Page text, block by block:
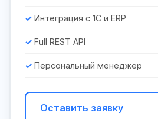
Интеграция с 1С и ERP
Full REST API
Персональный менеджер
Оставить заявку